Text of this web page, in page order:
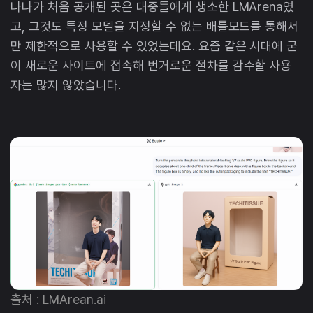
나나가 처음 공개된 곳은 대중들에게 생소한 LMArena였
고, 그것도 특정 모델을 지정할 수 없는 배틀모드를 통해서
만 제한적으로 사용할 수 있었는데요. 요즘 같은 시대에 굳
이 새로운 사이트에 접속해 번거로운 절차를 감수할 사용
자는 많지 않았습니다.
출처 : LMArean.ai